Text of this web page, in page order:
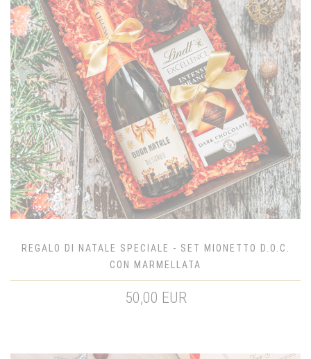
REGALO DI NATALE SPECIALE - SET MIONETTO D.O.C.
CON MARMELLATA
50,00 EUR